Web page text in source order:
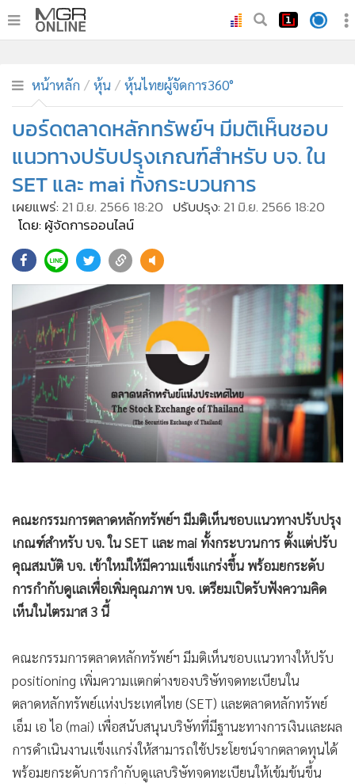
• ทันเหตุการณ์
• ภาคใต้
• ภูมิภาค
• Online Section
• บันเทิง
• ผู้จัดการรายวัน
คอลัมนิสต์
• ละคร
• CbizReview
• Cyber BIZ
ผู้จัดกวน
Good health & Well-being
Green Innovation & SD
Management & HR
•
MGR Live
Infographic
• กีฬา
• ต่างประเทศ
• Special Scoop
เศรษฐกิจ-ธุรกิจ
อาชญากรรม
• Motoring
• เกม
• วิทยาศาสตร์
• SMEs
หน้าหลัก หุ้น หุ้นไทยผู้จัดการ360°
บอร์ดตลาดหลักทรัพย์ฯ มีมติเห็นชอบ
แนวทางปรับปรุงเกณฑ์สำหรับ บจ. ใน
SET และ mai ทั้งกระบวนการ
เผยแพร่: 21 มิ.ย. 2566 18:20 ปรับปรุง: 21 มิ.ย. 2566 18:20
โดย: ผู้จัดการออนไลน์
คณะกรรมการตลาดหลักทรัพย์ฯ มีมติเห็นชอบแนวทางปรับปรุง
เกณฑ์สำหรับ บจ. ใน SET และ mai ทั้งกระบวนการ ตั้งแต่ปรับ
คุณสมบัติ บจ. เข้าใหม่ให้มีความแข็งแกร่งขึ้น พร้อมยกระดับ
การกำกับดูแลเพื่อเพิ่มคุณภาพ บจ. เตรียมเปิดรับฟังความคิด
เห็นในไตรมาส 3 นี้
คณะกรรมการตลาดหลักทรัพย์ฯ มีมติเห็นชอบแนวทางให้ปรับ
positioning เพิ่มความแตกต่างของบริษัทจดทะเบียนใน
ตลาดหลักทรัพย์แห่งประเทศไทย (SET) และตลาดหลักทรัพย์
เอ็ม เอ ไอ (mai) เพื่อสนับสนุนบริษัทที่มีฐานะทางการเงินและผล
การดำเนินงานแข็งแกร่งให้สามารถใช้ประโยชน์จากตลาดทุนได้
พร้อมยกระดับการกำกับดูแลบริษัทจดทะเบียนให้เข้มข้นขึ้น